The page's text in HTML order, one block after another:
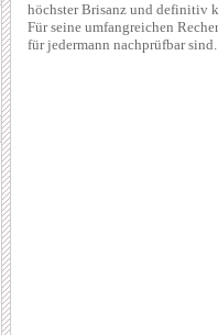
höchster Brisanz und definitiv
Für seine umfangreichen
für jedermann nachprüfbar sind.